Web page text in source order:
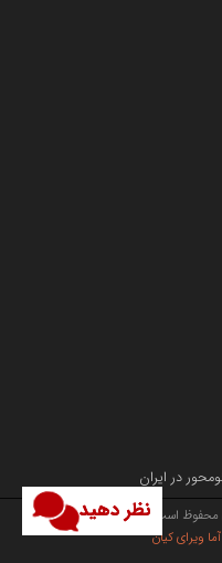
نظر دهید
در ایران
محفوظ است.
آما ویرای کیان